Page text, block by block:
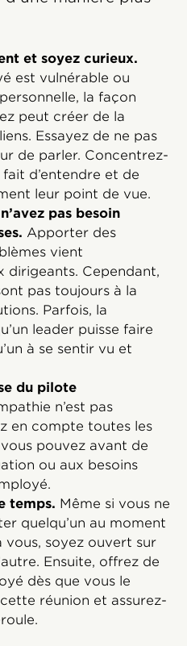
et soyez curieux.
est vulnérable ou
la façon
peut créer de la
Essayez de ne pas
de parler. Concentrez-
d’entendre et de
leur point de vue.
pas besoin
Apporter des
vient
dirigeants. Cependant,
pas toujours à la
Parfois, la
leader puisse faire
à se sentir vu et
du pilote
n’est pas
en compte toutes les
pouvez avant de
ou aux besoins
temps. Même si vous ne
quelqu’un au moment
vous, soyez ouvert sur
Ensuite, offrez de
dès que vous le
réunion et assurez-